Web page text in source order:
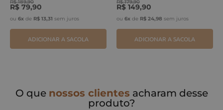
R$ 189,90
R$ 79,90
ou 6x de R$ 13,31 sem juros
ADICIONAR A SACOLA
R$ 179,90
R$ 149,90
ou 6x de R$ 24,98 sem juros
ADICIONAR A SACOLA
O que nossos clientes acharam desse
produto?